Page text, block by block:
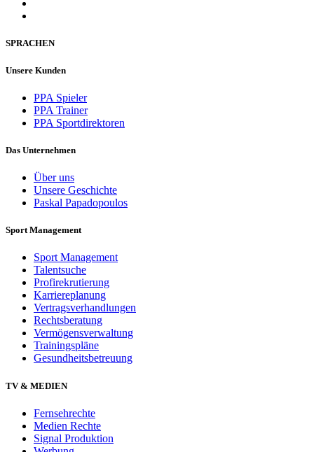
SPRACHEN
Unsere Kunden
PPA Spieler
PPA Trainer
PPA Sportdirektoren
Das Unternehmen
Über uns
Unsere Geschichte
Paskal Papadopoulos
Sport Management
Sport Management
Talentsuche
Profirekrutierung
Karriereplanung
Vertragsverhandlungen
Rechtsberatung
Vermögensverwaltung
Trainingspläne
Gesundheitsbetreuung
TV & MEDIEN
Fernsehrechte
Medien Rechte
Signal Produktion